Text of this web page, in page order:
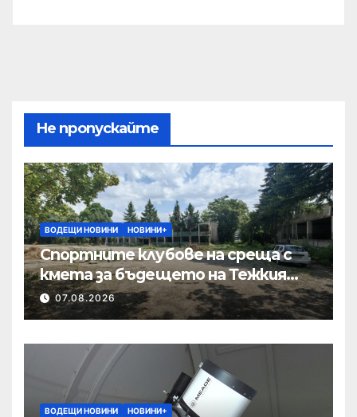
Не пропускайте
ВОДЕЩИ НОВИНИ НОВИНИ+
Спортните клубове на среща с
кмета за бъдещето на Тежкия
полк
07.08.2026
ВОДЕЩИ НОВИНИ НОВИНИ+